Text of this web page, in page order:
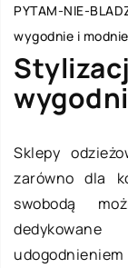
PYTAM-NIE-
wygodnie i
Sklepy
zarówno dla
swobodą